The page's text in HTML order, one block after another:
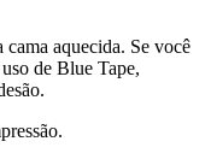
aquecida. Se você
de Blue Tape,